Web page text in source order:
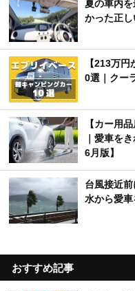
夏の車内
かった正
【213万
0選｜クー
【カー用
｜愛車を
6月版】
台風接近
水から愛
おすすめ記事